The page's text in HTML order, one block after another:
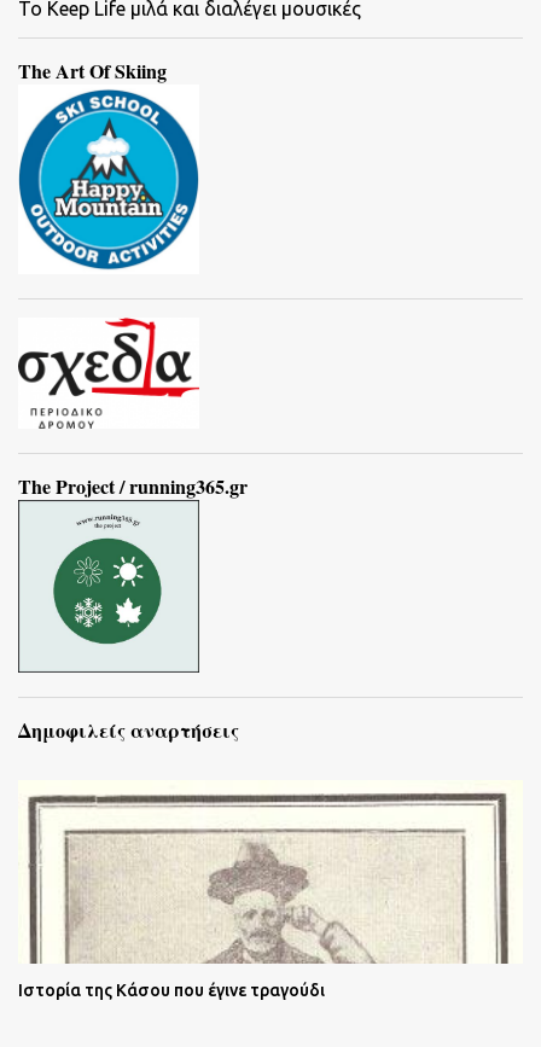
To Keep Life μιλά και διαλέγει μουσικές
The Art Of Skiing
The Project / running365.gr
Δημοφιλείς αναρτήσεις
Ιστορία της Κάσου που έγινε τραγούδι